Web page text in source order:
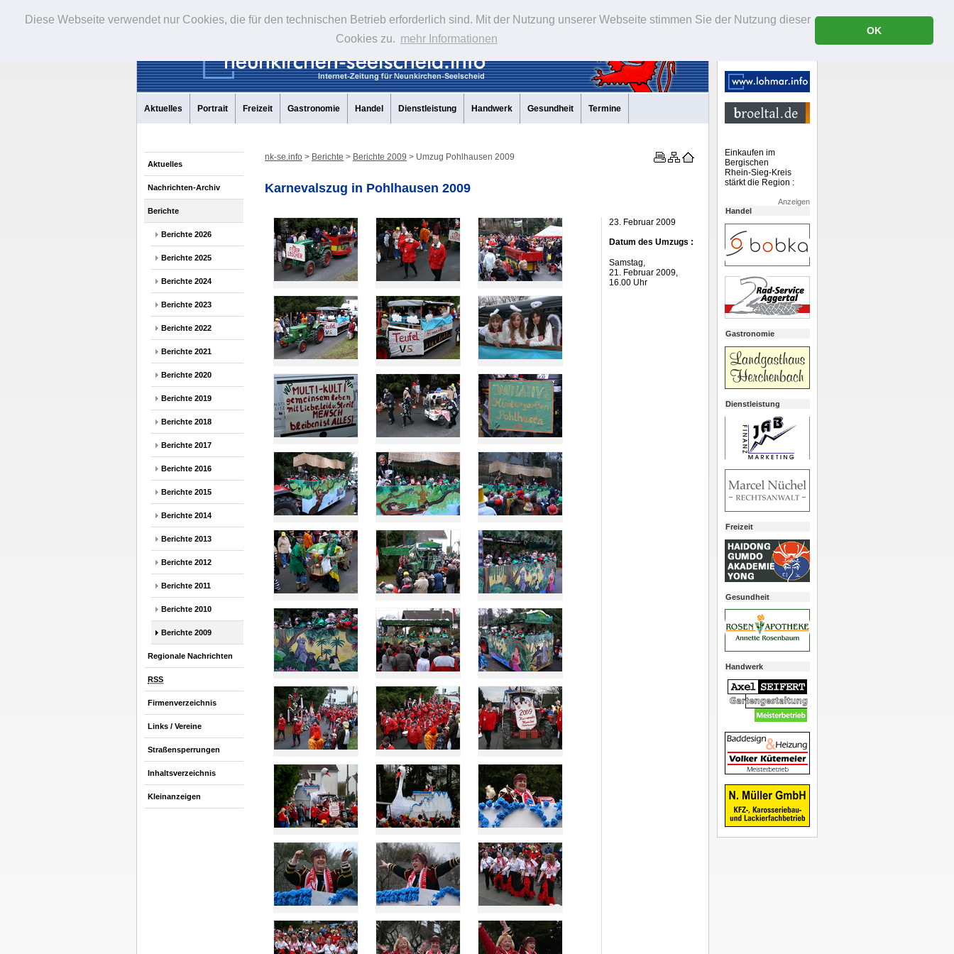
Diese Webseite verwendet nur Cookies, die für den technischen Betrieb erforderlich sind. Mit der Nutzung unserer Webseite stimmen Sie der Nutzung dieser
Cookies zu. mehr Informationen
OK
Aktuelles Portrait Freizeit Gastronomie Handel Dienstleistung Handwerk Gesundheit Termine
Aktuelles
Nachrichten-Archiv
Berichte
Berichte 2026
Berichte 2025
Berichte 2024
Berichte 2023
Berichte 2022
Berichte 2021
Berichte 2020
Berichte 2019
Berichte 2018
Berichte 2017
Berichte 2016
Berichte 2015
Berichte 2014
Berichte 2013
Berichte 2012
Berichte 2011
Berichte 2010
Berichte 2009
Regionale Nachrichten
RSS
Firmenverzeichnis
Links / Vereine
Straßensperrungen
Inhaltsverzeichnis
Kleinanzeigen
nk-se.info > Berichte > Berichte 2009 > Umzug Pohlhausen 2009
Karnevalszug in Pohlhausen 2009
23. Februar 2009
Datum des Umzugs :
Samstag,
21. Februar 2009,
16.00 Uhr
Einkaufen im
Bergischen
Rhein-Sieg-Kreis
stärkt die Region :
Anzeigen
Handel
Gastronomie
Dienstleistung
Freizeit
Gesundheit
Handwerk